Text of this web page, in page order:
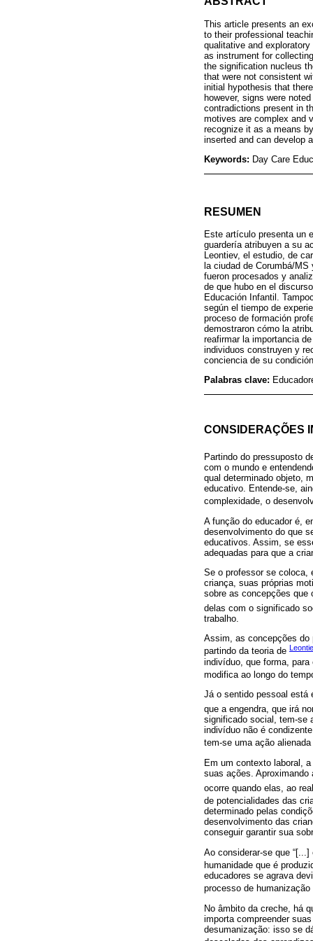
This article presents an
to their professional
qualitative and
as instrument for
the signification nucleus
that were not consistent
initial hypothesis that
however, signs were
contradictions present in
motives are complex and
recognize it as a means
inserted and can develop
Keywords: Day Care
RESUMEN
Este artículo presenta un
guardería atribuyen a su
Leontiev, el estudio, de
la ciudad de Corumbá/
fueron procesados y
de que hubo en el
Educación Infantil.
según el tiempo de
proceso de formación
demostraron cómo la
reafirmar la importancia
individuos construyen y
conciencia de su
Palabras clave:
CONSIDERAÇÕES
Partindo do pressuposto
com o mundo e
qual determinado objeto,
educativo. Entende-se,
complexidade, o
A função do educador é,
desenvolvimento do que
educativos. Assim, se
adequadas para que a
Se o professor se coloca,
criança, suas próprias
sobre as concepções que
delas com o significado
trabalho.
Assim, as concepções do
partindo da teoria de
indivíduo, que forma,
modifica ao longo do
Já o sentido pessoal está
que a engendra, que irá
significado social, tem-se
indivíduo não é
tem-se uma ação
Em um contexto laboral,
suas ações.
ocorre quando elas, ao
de potencialidades das
determinado pelas
desenvolvimento das
conseguir garantir sua
Ao considerar-se que
humanidade que é
educadores se agrava
processo de
No âmbito da creche, há
importa compreender
desumanização: isso se